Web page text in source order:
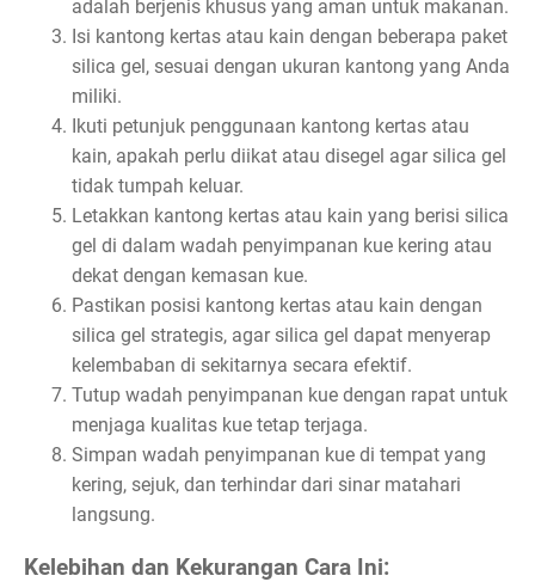
adalah berjenis khusus yang aman untuk makanan.
Isi kantong kertas atau kain dengan beberapa paket
silica gel, sesuai dengan ukuran kantong yang Anda
miliki.
Ikuti petunjuk penggunaan kantong kertas atau
kain, apakah perlu diikat atau disegel agar silica gel
tidak tumpah keluar.
Letakkan kantong kertas atau kain yang berisi silica
gel di dalam wadah penyimpanan kue kering atau
dekat dengan kemasan kue.
Pastikan posisi kantong kertas atau kain dengan
silica gel strategis, agar silica gel dapat menyerap
kelembaban di sekitarnya secara efektif.
Tutup wadah penyimpanan kue dengan rapat untuk
menjaga kualitas kue tetap terjaga.
Simpan wadah penyimpanan kue di tempat yang
kering, sejuk, dan terhindar dari sinar matahari
langsung.
Kelebihan dan Kekurangan Cara Ini: